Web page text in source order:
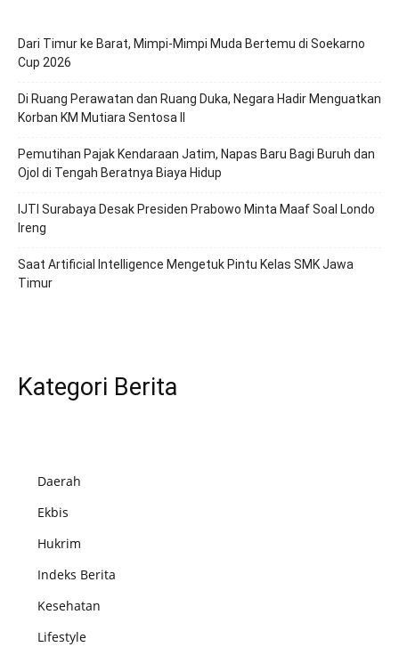
Dari Timur ke Barat, Mimpi-Mimpi Muda Bertemu di Soekarno
Cup 2026
Di Ruang Perawatan dan Ruang Duka, Negara Hadir Menguatkan
Korban KM Mutiara Sentosa II
Pemutihan Pajak Kendaraan Jatim, Napas Baru Bagi Buruh dan
Ojol di Tengah Beratnya Biaya Hidup
IJTI Surabaya Desak Presiden Prabowo Minta Maaf Soal Londo
Ireng
Saat Artificial Intelligence Mengetuk Pintu Kelas SMK Jawa
Timur
Kategori Berita
Daerah
Ekbis
Hukrim
Indeks Berita
Kesehatan
Lifestyle